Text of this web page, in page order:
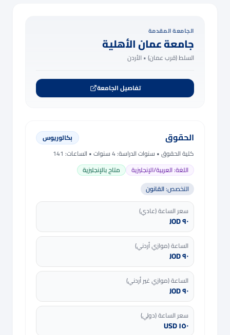
الجامعة المقدمة
جامعة عمان الأهلية
السلط (قرب عمان) • الأردن
تفاصيل الجامعة
الحقوق
بكالوريوس
كلية الحقوق• سنوات الدراسة:4 سنوات
• الساعات: 141
اللغة:العربية/الإنجليزية
متاح بالإنجليزية
التخصص:القانون
سعر الساعة (عادي)
٩٠ JOD
الساعة (موازي أردني)
٩٠ JOD
الساعة (موازي غير أردني)
٩٠ JOD
سعر الساعة (دولي)
١٥٠ USD